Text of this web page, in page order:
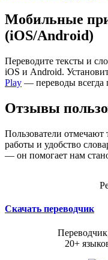
Мобильные
(iOS/Android)
Переводите тексты и
iOS и Android.
Play — переводы всегда
Отзывы
Пользователи отмечают
работы и удобство
— он помогает нам
Скачать переводчик
20+